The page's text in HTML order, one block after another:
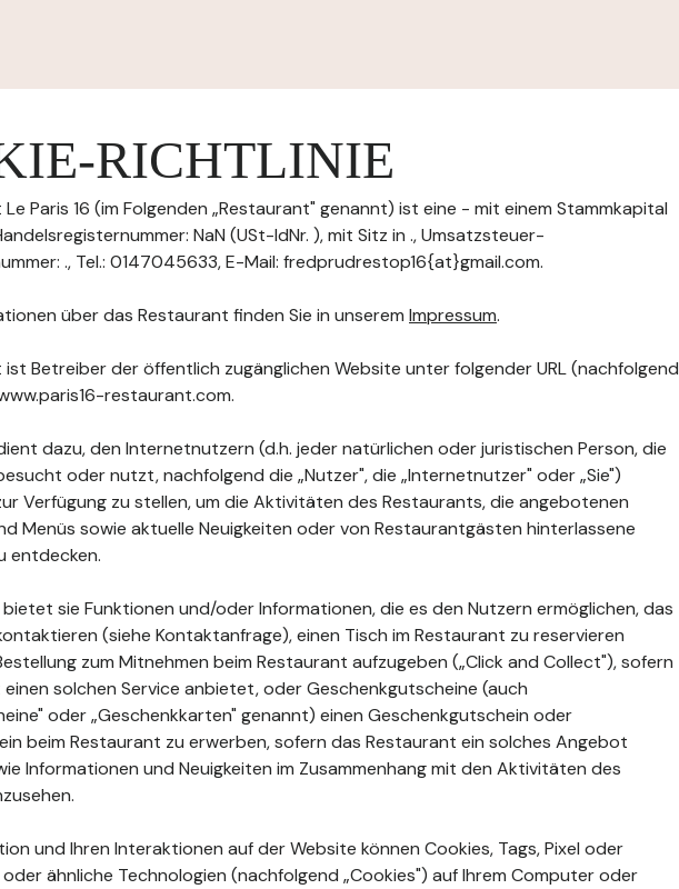
RICHTLINIE
Paris 16 (im Folgenden „Restaurant" genannt) ist eine - mit einem Stammkapital
NaN (USt-IdNr. ), mit Sitz in ., Umsatzsteuer-
., Tel.: 0147045633, E-Mail: fredprudrestop16{at}gmail.com.
über das Restaurant finden Sie in unserem Impressum.
ist Betreiber der öffentlich zugänglichen Website unter folgender URL (nachfolgend
restaurant.com.
dazu, den Internetnutzern (d.h. jeder natürlichen oder juristischen Person, die
oder nutzt, nachfolgend die „Nutzer", die „Internetnutzer" oder „Sie")
Verfügung zu stellen, um die Aktivitäten des Restaurants, die angebotenen
Menüs sowie aktuelle Neuigkeiten oder von Restaurantgästen hinterlassene
entdecken.
sie Funktionen und/oder Informationen, die es den Nutzern ermöglichen, das
(siehe Kontaktanfrage), einen Tisch im Restaurant zu reservieren
zum Mitnehmen beim Restaurant aufzugeben („Click and Collect"), sofern
solchen Service anbietet, oder Geschenkgutscheine (auch
oder „Geschenkkarten" genannt) einen Geschenkgutschein oder
beim Restaurant zu erwerben, sofern das Restaurant ein solches Angebot
Informationen und Neuigkeiten im Zusammenhang mit den Aktivitäten des
und Ihren Interaktionen auf der Website können Cookies, Tags, Pixel oder
ähnliche Technologien (nachfolgend „Cookies") auf Ihrem Computer oder